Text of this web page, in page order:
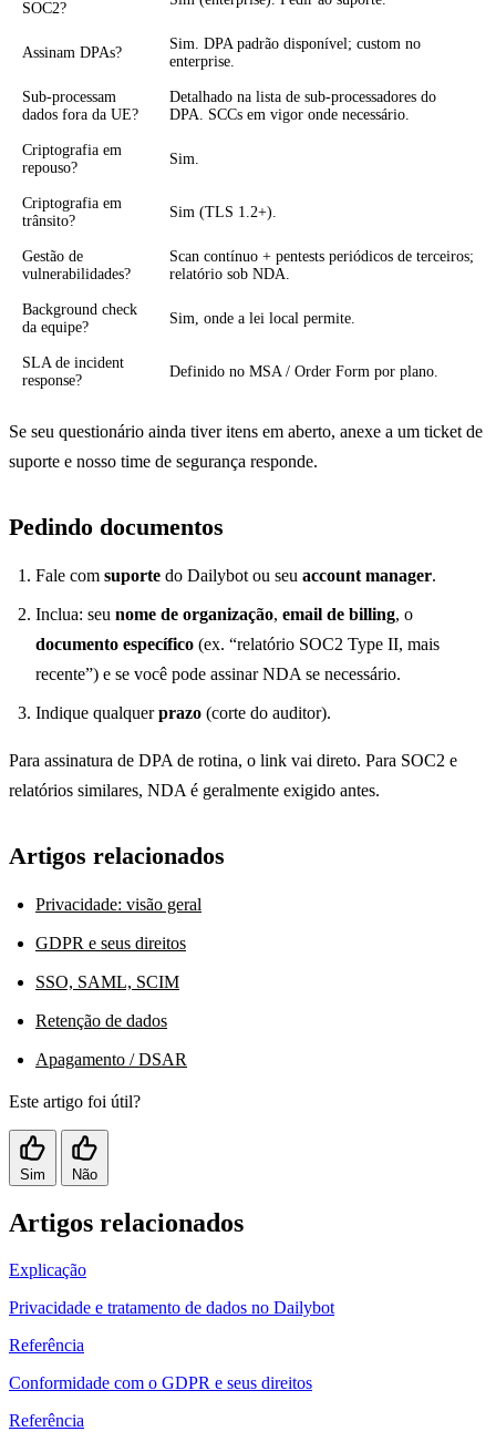
SOC2?
Assinam DPAs?
Sim. DPA padrão disponível; custom no
enterprise.
Sub-processam
dados fora da UE?
Detalhado na lista de sub-processadores do
DPA. SCCs em vigor onde necessário.
Criptografia em
repouso?
Sim.
Criptografia em
trânsito?
Sim (TLS 1.2+).
Gestão de
vulnerabilidades?
Scan contínuo + pentests periódicos de terceiros;
relatório sob NDA.
Background check
da equipe?
Sim, onde a lei local permite.
SLA de incident
response?
Definido no MSA / Order Form por plano.
Se seu questionário ainda tiver itens em aberto, anexe a um ticket de
suporte e nosso time de segurança responde.
Pedindo documentos
Fale com suporte do Dailybot ou seu account manager.
Inclua: seu nome de organização, email de billing, o
documento específico (ex. “relatório SOC2 Type II, mais
recente”) e se você pode assinar NDA se necessário.
Indique qualquerprazo (corte do auditor).
Para assinatura de DPA de rotina, o link vai direto. Para SOC2 e
relatórios similares, NDA é geralmente exigido antes.
Artigos relacionados
Privacidade: visão geral
GDPR e seus direitos
SSO, SAML, SCIM
Retenção de dados
Apagamento / DSAR
Este artigo foi útil?
Sim Não
Artigos relacionados
Explicação
Privacidade e tratamento de dados no Dailybot
Referência
Conformidade com o GDPR e seus direitos
Referência